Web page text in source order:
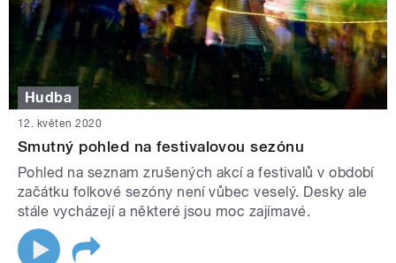
Hudba
12. květen 2020
Smutný pohled na festivalovou sezónu
Pohled na seznam zrušených akcí a festivalů v období
začátku folkové sezóny není vůbec veselý. Desky ale
stále vycházejí a některé jsou moc zajímavé.